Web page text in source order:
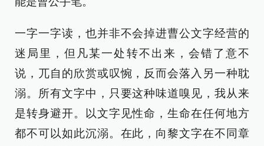
一字一字读，也并非不会掉进曹公文字经营的
迷局里，但凡某一处转不出来，会错了意不
说，兀自的欣赏或叹惋，反而会落入另一种耽
溺。所有文字中，只要这种味道嗅见，我从来
是转身避开。以文字见性命，生命在任何地方
都不可以如此沉溺。在此，向黎文字在不同章